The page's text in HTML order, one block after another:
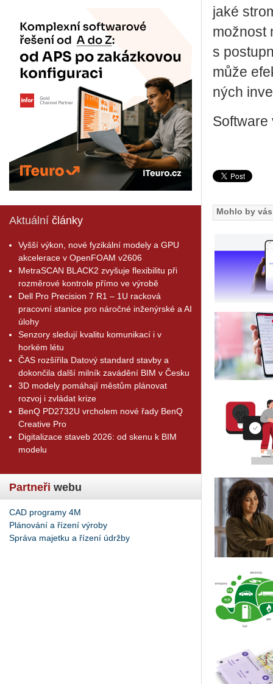
Aktuální články
Vyšší výkon, nové fyzikální modely a GPU
akcelerace v OpenFOAM v2606
MetraSCAN BLACK2 zvyšuje flexibilitu při
rozměrové kontrole přímo ve výrobě
Dell Pro Precision 7 R1 – 1U racková
pracovní stanice pro náročné inženýrské a AI
úlohy
Senzory sledují kvalitu komunikací i v
horkém létu
ČAS rozšířila Datový standard stavby a
dokončila další milník zavádění BIM v Česku
3D modely pomáhají městům plánovat
rozvoj i zvládat krize
BenQ PD2732U vrcholem nové řady BenQ
Creative Pro
Digitalizace staveb 2026: od skenu k BIM
modelu
Partneři webu
CAD programy 4M
Plánování a řízení výroby
Správa majetku a řízení údržby
jaké
mož­nost
s
může
ných
Soft­ware
Mohlo by